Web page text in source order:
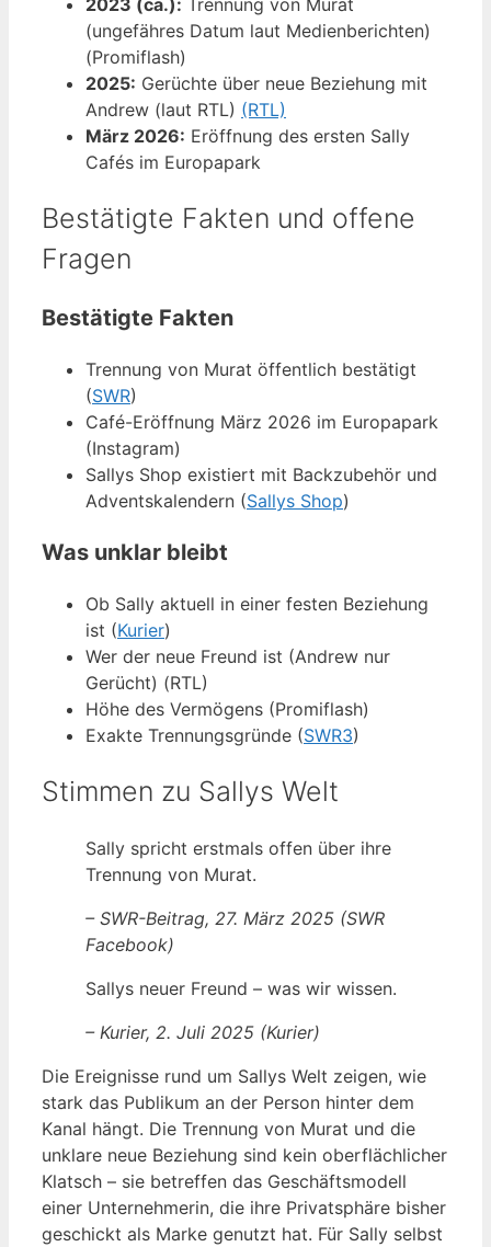
(ungefähres Datum laut Medienberichten)
(Promiflash)
2025: Gerüchte über neue Beziehung mit
Andrew (laut RTL) (RTL)
März 2026: Eröffnung des ersten Sally
Cafés im Europapark
Bestätigte Fakten und offene
Fragen
Bestätigte Fakten
Trennung von Murat öffentlich bestätigt
(SWR)
Café-Eröffnung März 2026 im Europapark
(Instagram)
Sallys Shop existiert mit Backzubehör und
Adventskalendern (Sallys Shop)
Was unklar bleibt
Ob Sally aktuell in einer festen Beziehung
ist (Kurier)
Wer der neue Freund ist (Andrew nur
Gerücht) (RTL)
Höhe des Vermögens (Promiflash)
Exakte Trennungsgründe (SWR3)
Stimmen zu Sallys Welt
Sally spricht erstmals offen über ihre
Trennung von Murat.
– SWR-Beitrag, 27. März 2025 (SWR
Facebook)
Sallys neuer Freund – was wir wissen.
– Kurier, 2. Juli 2025 (Kurier)
Die Ereignisse rund um Sallys Welt zeigen, wie
stark das Publikum an der Person hinter dem
Kanal hängt. Die Trennung von Murat und die
unklare neue Beziehung sind kein oberflächlicher
Klatsch – sie betreffen das Geschäftsmodell
einer Unternehmerin, die ihre Privatsphäre bisher
geschickt als Marke genutzt hat. Für Sally selbst